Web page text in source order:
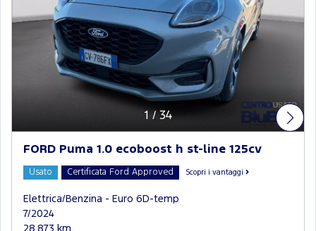
1 / 34
FORD Puma 1.0 ecoboost h st-line 125cv
Usato Certificata Ford Approved Scopri i vantaggi
Elettrica/Benzina - Euro 6D-temp
7/2024
28.873 km